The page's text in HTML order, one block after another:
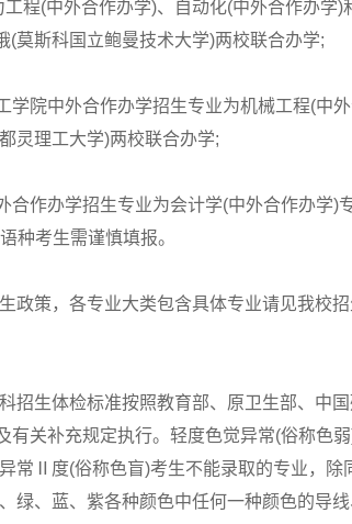
程(中外合作办学)、自动化(中外合作办学
(莫斯科国立鲍曼技术大学)两校联合办学;
院中外合作办学招生专业为机械工程(中外
灵理工大学)两校联合办学;
作办学招生专业为会计学(中外合作办学)
种考生需谨慎填报。
策，各专业大类包含具体专业请见我校招
生体检标准按照教育部、原卫生部、中国
有关补充规定执行。轻度色觉异常(俗称色
常Ⅱ度(俗称色盲)考生不能录取的专业，除
绿、蓝、紫各种颜色中任何一种颜色的导